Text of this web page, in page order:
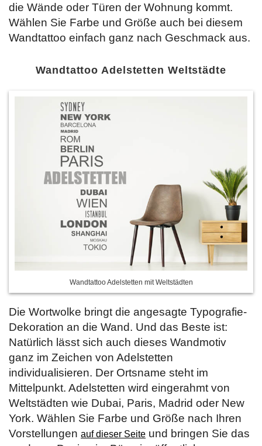
die Wände oder Türen der Wohnung kommt.
Wählen Sie Farbe und Größe auch bei diesem
Wandtattoo einfach ganz nach Geschmack aus.
Wandtattoo Adelstetten Weltstädte
Wandtattoo Adelstetten mit Weltstädten
Die Wortwolke bringt die angesagte Typografie-
Dekoration an die Wand. Und das Beste ist:
Natürlich lässt sich auch dieses Wandmotiv
ganz im Zeichen von Adelstetten
individualisieren. Der Ortsname steht im
Mittelpunkt. Adelstetten wird eingerahmt von
Weltstädten wie Dubai, Paris, Madrid oder New
York. Wählen Sie Farbe und Größe nach Ihren
Vorstellungen auf dieser Seite und bringen Sie das